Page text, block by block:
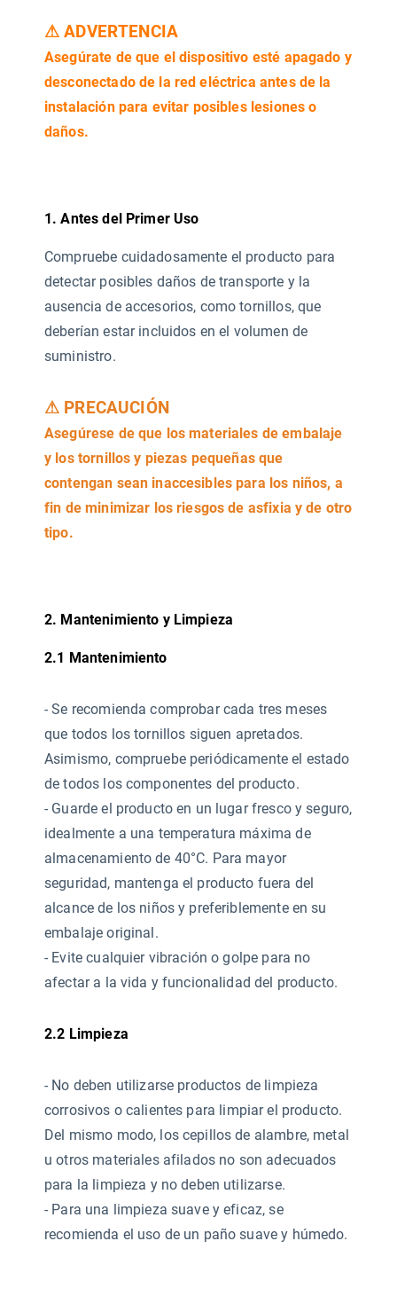
⚠ ADVERTENCIA
Asegúrate de que el dispositivo esté apagado y
desconectado de la red eléctrica antes de la
instalación para evitar posibles lesiones o
daños.
1. Antes del Primer Uso
Compruebe cuidadosamente el producto para
detectar posibles daños de transporte y la
ausencia de accesorios, como tornillos, que
deberían estar incluidos en el volumen de
suministro.
⚠ PRECAUCIÓN
Asegúrese de que los materiales de embalaje
y los tornillos y piezas pequeñas que
contengan sean inaccesibles para los niños, a
fin de minimizar los riesgos de asfixia y de otro
tipo.
2. Mantenimiento y Limpieza
2.1 Mantenimiento
- Se recomienda comprobar cada tres meses
que todos los tornillos siguen apretados.
Asimismo, compruebe periódicamente el estado
de todos los componentes del producto.
- Guarde el producto en un lugar fresco y seguro,
idealmente a una temperatura máxima de
almacenamiento de 40°C. Para mayor
seguridad, mantenga el producto fuera del
alcance de los niños y preferiblemente en su
embalaje original.
- Evite cualquier vibración o golpe para no
afectar a la vida y funcionalidad del producto.
2.2 Limpieza
- No deben utilizarse productos de limpieza
corrosivos o calientes para limpiar el producto.
Del mismo modo, los cepillos de alambre, metal
u otros materiales afilados no son adecuados
para la limpieza y no deben utilizarse.
- Para una limpieza suave y eficaz, se
recomienda el uso de un paño suave y húmedo.